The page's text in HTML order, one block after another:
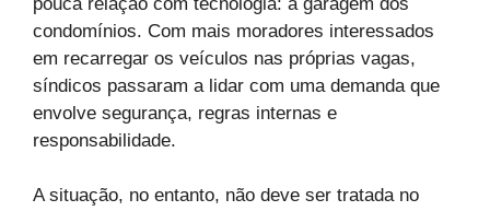
condomínios. Com mais moradores interessados
em recarregar os veículos nas próprias vagas,
síndicos passaram a lidar com uma demanda que
envolve segurança, regras internas e
responsabilidade.
A situação, no entanto, não deve ser tratada no